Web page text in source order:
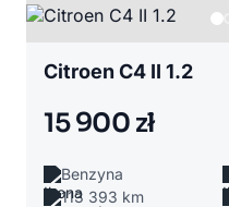
Citroen C4 II 1.2
15 900 zł
Benzyna
113 393 km